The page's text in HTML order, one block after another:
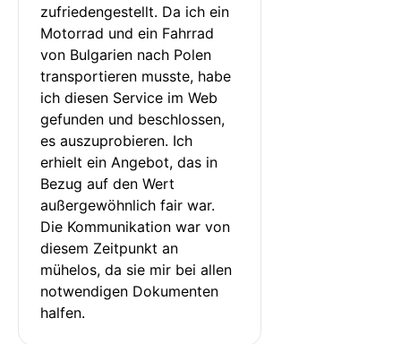
zufriedengestellt. Da ich ein
Motorrad und ein Fahrrad
von Bulgarien nach Polen
transportieren musste, habe
ich diesen Service im Web
gefunden und beschlossen,
es auszuprobieren. Ich
erhielt ein Angebot, das in
Bezug auf den Wert
außergewöhnlich fair war.
Die Kommunikation war von
diesem Zeitpunkt an
mühelos, da sie mir bei allen
notwendigen Dokumenten
halfen.